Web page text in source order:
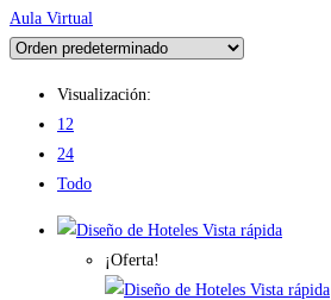
Aula Virtual
Visualización:
12
24
Todo
Vista rápida
¡Oferta!
Vista rápida